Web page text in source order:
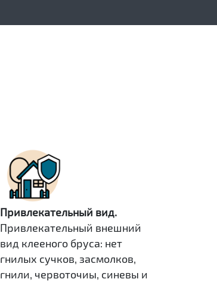
Привлекательный вид.
Привлекательный внешний
вид клееного бруса: нет
гнилых сучков, засмолков,
гнили, червоточиы, синевы и